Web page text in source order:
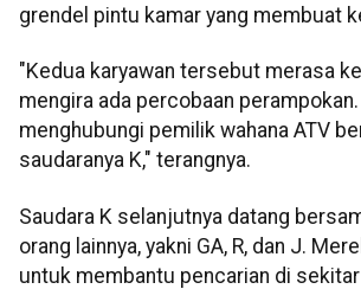
grendel pintu kamar yang membuat
"Kedua karyawan tersebut merasa
mengira ada percobaan
menghubungi pemilik wahana ATV
saudaranya K," terangnya.
Saudara K selanjutnya datang
orang lainnya, yakni GA, R, dan J.
untuk membantu pencarian di sekitar